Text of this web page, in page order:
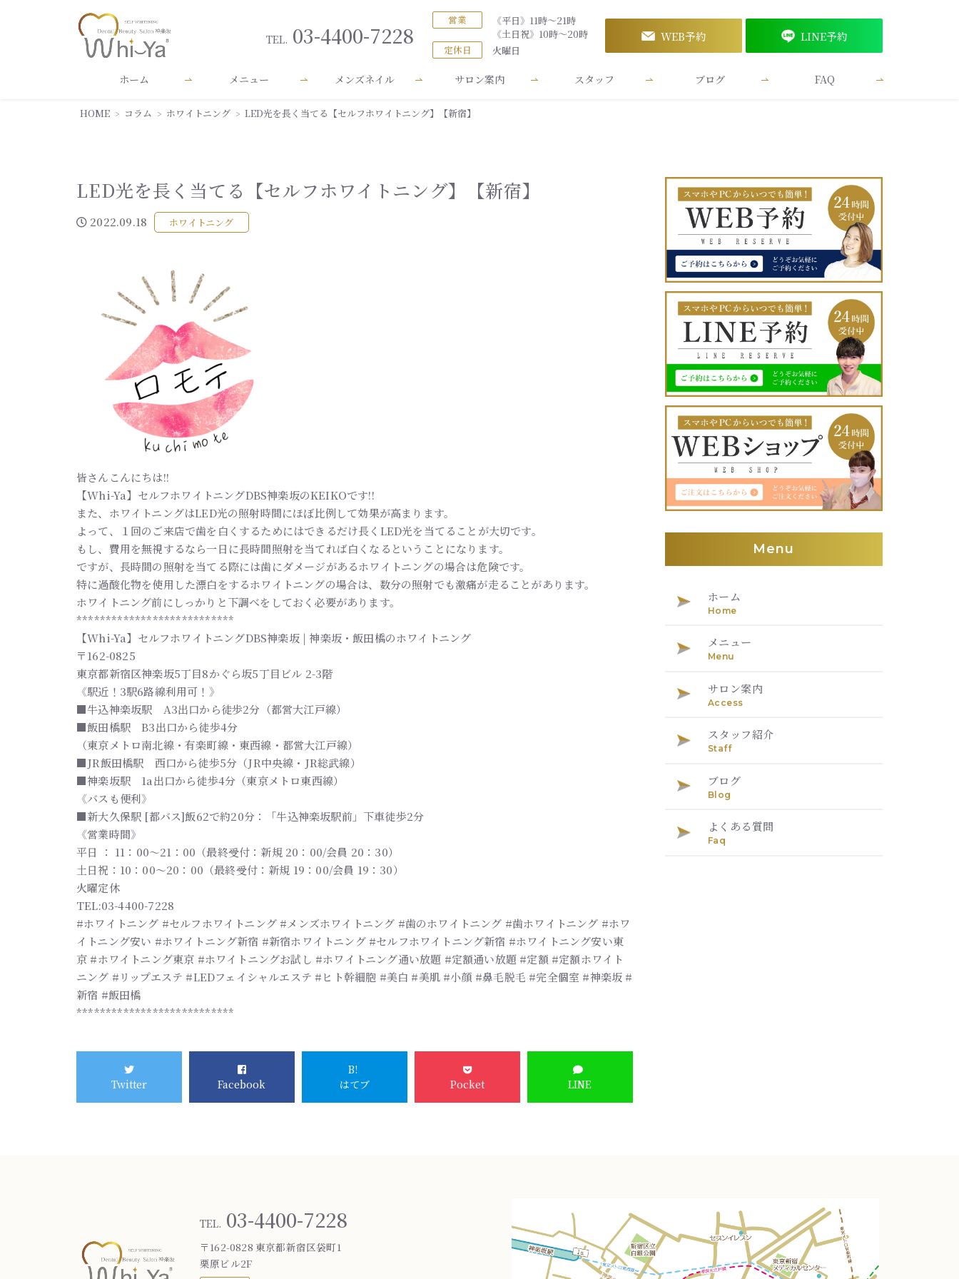
TEL. 03-4400-7228
営業
《平日》11時～21時
《土日祝》10時～20時
定休日 火曜日
WEB予約 LINE予約
ホーム メニュー メンズネイル サロン案内 スタッフ ブログ FAQ
HOME コラム ホワイトニング LED光を長く当てる【セルフホワイトニング】【新宿】
LED光を長く当てる【セルフホワイトニング】【新宿】
2022.09.18 ホワイトニング
皆さんこんにちは!!
【Whi-Ya】セルフホワイトニングDBS神楽坂のKEIKOです!!
また、ホワイトニングはLED光の照射時間にほぼ比例して効果が高まります。
よって、１回のご来店で歯を白くするためにはできるだけ長くLED光を当てることが大切です。
もし、費用を無視するなら一日に長時間照射を当てれば白くなるということになります。
ですが、長時間の照射を当てる際には歯にダメージがあるホワイトニングの場合は危険です。
特に過酸化物を使用した漂白をするホワイトニングの場合は、数分の照射でも激痛が走ることがあります。
ホワイトニング前にしっかりと下調べをしておく必要があります。
***************************
【Whi-Ya】セルフホワイトニングDBS神楽坂 | 神楽坂・飯田橋のホワイトニング
〒162-0825
東京都新宿区神楽坂5丁目8かぐら坂5丁目ビル 2-3階
《駅近！3駅6路線利用可！》
■牛込神楽坂駅 A3出口から徒歩2分（都営大江戸線）
■飯田橋駅 B3出口から徒歩4分
（東京メトロ南北線・有楽町線・東西線・都営大江戸線）
■JR飯田橋駅 西口から徒歩5分（JR中央線・JR総武線）
■神楽坂駅 1a出口から徒歩4分（東京メトロ東西線）
《バスも便利》
■新大久保駅 [都バス]飯62で約20分：「牛込神楽坂駅前」下車徒歩2分
《営業時間》
平日 ： 11：00～21：00（最終受付：新規 20：00/会員 20：30）
土日祝：10：00～20：00（最終受付：新規 19：00/会員 19：30）
火曜定休
TEL:03-4400-7228
#ホワイトニング #セルフホワイトニング #メンズホワイトニング #歯のホワイトニング #歯ホワイトニング #ホワ
イトニング安い #ホワイトニング新宿 #新宿ホワイトニング #セルフホワイトニング新宿 #ホワイトニング安い東
京 #ホワイトニング東京 #ホワイトニングお試し #ホワイトニング通い放題 #定額通い放題 #定額 #定額ホワイト
ニング #リップエステ #LEDフェイシャルエステ #ヒト幹細胞 #美白 #美肌 #小顔 #鼻毛脱毛 #完全個室 #神楽坂 #
新宿 #飯田橋
***************************
Twitter Facebook
B!
はてブ
Pocket LINE
Menu
ホーム
Home
メニュー
Menu
サロン案内
Access
スタッフ紹介
Staff
ブログ
Blog
よくある質問
Faq
TEL. 03-4400-7228
〒162-0828 東京都新宿区袋町1
栗原ビル2F